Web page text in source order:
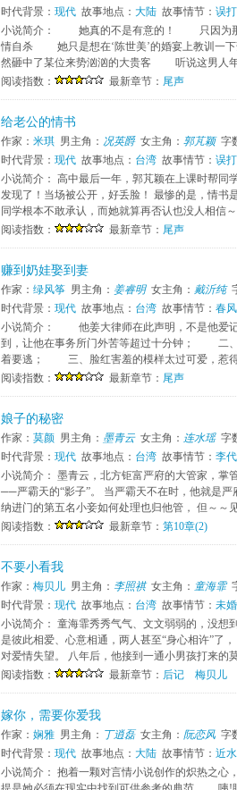
时代背景： 现代 故事地点： 大陆 故事情节： 误
小说简介： 她真的不是有意的！ 只因为那
情自杀 她只是想在‘陈世美’的婚宴上教训
然砸中了某位来势汹汹的大贵客 听说这男人年
阅读指数：
最新章节： 尾声
给老公的情书
作家： 米琪 男主角： 况英爵女主角： 郭芃颖字
时代背景： 现代 故事地点： 台湾 故事情节： 误
小说简介： 高中最后一年，郭芃颖在上课时帮同
发现了！当场被公开，好丢脸！ 最惨的是，情书
同学根本不敢承认，而她就算再否认也没人相信
阅读指数：
最新章节： 尾声
赚到奶娃娶到妻
作家： 绿风筝 男主角： 姜睿明女主角： 戴沂纯
时代背景： 现代 故事地点： 台湾 故事情节： 春
小说简介： 他姜大律师在此声明，不是他
到，让他在事务所门外苦等超过十分钟； 二、
着要逃； 三、脸红害羞的模样太过可爱，
阅读指数：
最新章节： 尾声
娘子的秘密
作家： 莫颜 男主角： 墨青云女主角： 连水瑶字
时代背景： 现代 故事地点： 台湾 故事情节： 李
小说简介： 墨青云，北方钜富严府的大管家，掌
──严霸天的“影子”。 当严霸天不在时，他就是
纳进门的第五名小妾如何处理也归他管， 但～～
阅读指数：
最新章节： 第10章(2)
不要小看我
作家： 梅贝儿 男主角： 李照祺女主角： 童海霏
时代背景： 现代 故事地点： 台湾 故事情节： 未
小说简介： 童海霏秀秀气气、文文弱弱的，没想
是彼此相爱、心意相通，两人甚至“身心相许”了
对爱情失望。 八年后，他接到一通小男孩打来的
阅读指数：
最新章节： 后记 梅贝儿
嫁你，需要你爱我
作家： 娴雅 男主角： 丁逍磊女主角： 阮恋风 字
时代背景： 现代 故事地点： 大陆 故事情节： 近
小说简介： 抱着一颗对言情小说创作的炽热之心